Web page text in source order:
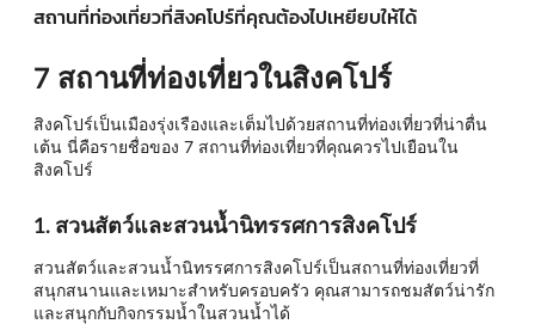
สถานที่ท่องเที่ยวที่สิงคโปร์ที่คุณต้องไปเหยียบให้ได้
7 สถานที่ท่องเที่ยวในสิงคโปร์
สิงคโปร์เป็นเมืองรุ่งเรืองและเต็มไปด้วยสถานที่ท่องเที่ยวที่น่าตื่น
เต้น นี่คือรายชื่อของ 7 สถานที่ท่องเที่ยวที่คุณควรไปเยือนใน
สิงคโปร์
1. สวนสัตว์และสวนน้ำนิทรรศการสิงคโปร์
สวนสัตว์และสวนน้ำนิทรรศการสิงคโปร์เป็นสถานที่ท่องเที่ยวที่
สนุกสนานและเหมาะสำหรับครอบครัว คุณสามารถชมสัตว์น่ารัก
และสนุกกับกิจกรรมน้ำในสวนน้ำได้